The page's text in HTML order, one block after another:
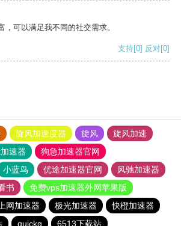
，可以满足我不同的社交需求。
支持[0] 反对[0]
旋风加速度器 旋风
旋风加速
速器
狗急加速器官网
小蓝鸟 优途加速器官网
风驰加速器
书
免费vps加速器外网苹果版
网加速器 极光加速器
快橙加速器
quickq 6513下载站